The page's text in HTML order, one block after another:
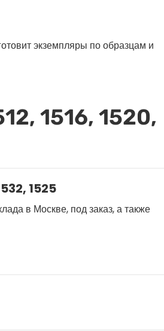
экземпляры по образцам и
1516, 1520,
1525
в Москве, под заказ, а также